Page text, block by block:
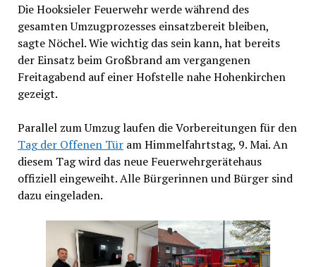
Die Hooksieler Feuerwehr werde während des
gesamten Umzugprozesses einsatzbereit bleiben,
sagte Nöchel. Wie wichtig das sein kann, hat bereits
der Einsatz beim Großbrand am vergangenen
Freitagabend auf einer Hofstelle nahe Hohenkirchen
gezeigt.
Parallel zum Umzug laufen die Vorbereitungen für den
Tag der Offenen Türam Himmelfahrtstag, 9. Mai. An
diesem Tag wird das neue Feuerwehrgerätehaus
offiziell eingeweiht. Alle Bürgerinnen und Bürger sind
dazu eingeladen.